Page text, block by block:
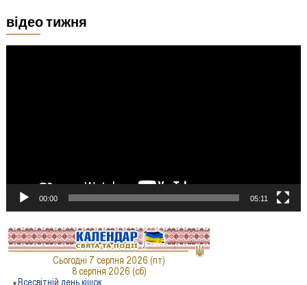
відео тижня
00:00 05:11